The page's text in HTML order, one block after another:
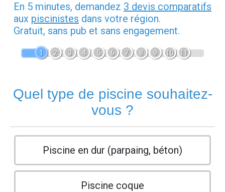
En 5 minutes, demandez 3 devis comparatifs
aux piscinistes dans votre région.
Gratuit, sans pub et sans engagement.
1 2 3 4 5 6 7 8 9 10 11
Quel type de piscine souhaitez-
vous ?
Piscine en dur (parpaing, béton)
Piscine coque